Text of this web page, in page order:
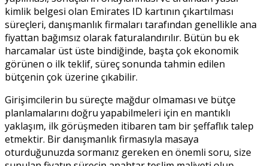
kimlik belgesi olan Emirates ID kartının çıkartılması
süreçleri, danışmanlık firmaları tarafından genellikle ana
fiyattan bağımsız olarak faturalandırılır. Bütün bu ek
harcamalar üst üste bindiğinde, başta çok ekonomik
görünen o ilk teklif, süreç sonunda tahmin edilen
bütçenin çok üzerine çıkabilir.
Girişimcilerin bu süreçte mağdur olmaması ve bütçe
planlamalarını doğru yapabilmeleri için en mantıklı
yaklaşım, ilk görüşmeden itibaren tam bir şeffaflık talep
etmektir. Bir danışmanlık firmasıyla masaya
oturduğunuzda sormanız gereken en önemli soru, size